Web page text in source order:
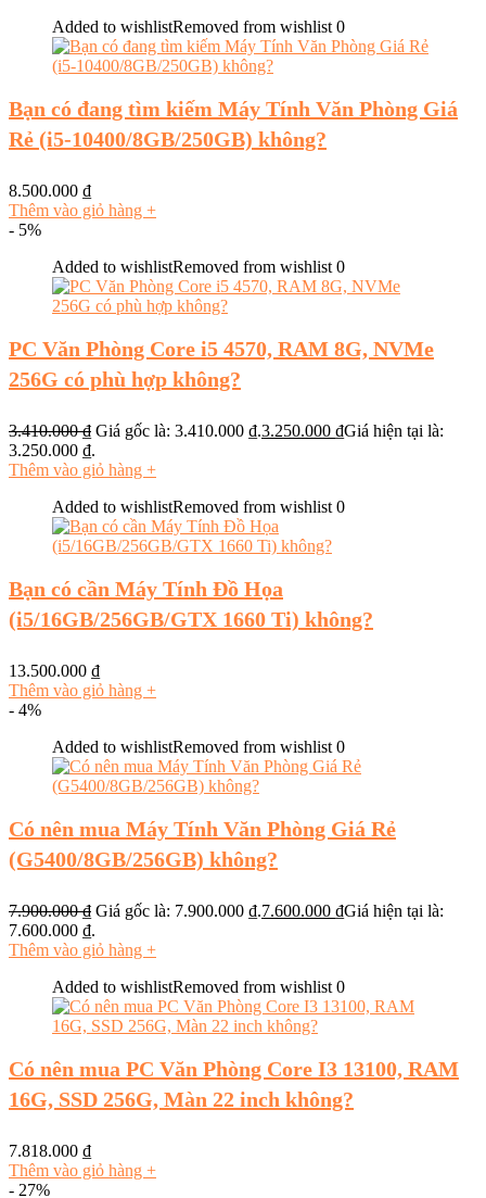
Added to wishlistRemoved from wishlist 0
Bạn có đang tìm kiếm Máy Tính Văn Phòng Giá
Rẻ (i5-10400/8GB/250GB) không?
8.500.000 ₫
Thêm vào giỏ hàng +
- 5%
Added to wishlistRemoved from wishlist 0
PC Văn Phòng Core i5 4570, RAM 8G, NVMe
256G có phù hợp không?
3.410.000₫ Giá gốc là: 3.410.000 ₫.3.250.000 ₫Giá hiện tại là:
3.250.000 ₫.
Thêm vào giỏ hàng +
Added to wishlistRemoved from wishlist 0
Bạn có cần Máy Tính Đồ Họa
(i5/16GB/256GB/GTX 1660 Ti) không?
13.500.000 ₫
Thêm vào giỏ hàng +
- 4%
Added to wishlistRemoved from wishlist 0
Có nên mua Máy Tính Văn Phòng Giá Rẻ
(G5400/8GB/256GB) không?
7.900.000₫ Giá gốc là: 7.900.000 ₫.7.600.000 ₫Giá hiện tại là:
7.600.000 ₫.
Thêm vào giỏ hàng +
Added to wishlistRemoved from wishlist 0
Có nên mua PC Văn Phòng Core I3 13100, RAM
16G, SSD 256G, Màn 22 inch không?
7.818.000 ₫
Thêm vào giỏ hàng +
- 27%